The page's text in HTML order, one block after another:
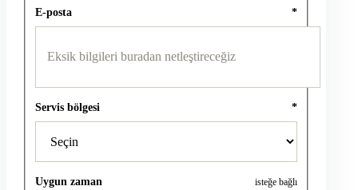
E-posta *
Servis bölgesi *
Uygun zaman isteğe bağlı